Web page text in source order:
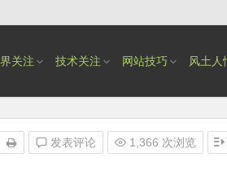
关注 技术关注 网站技巧 风土人
发表评论 1,366 次浏览